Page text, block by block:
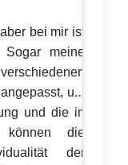
bei mir ist
meine
um
wie sieht es
und die in
können die
der